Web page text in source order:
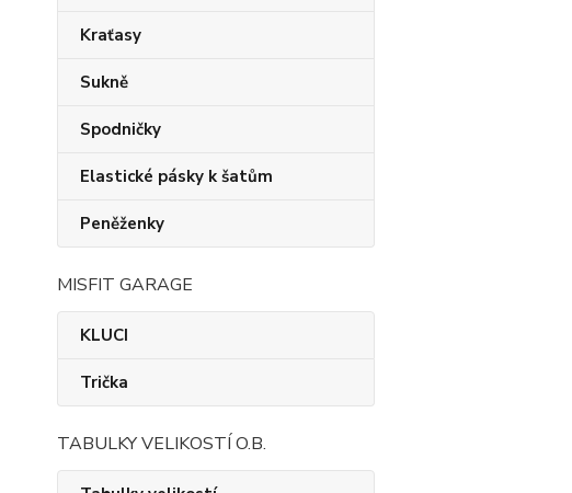
Kraťasy
Sukně
Spodničky
Elastické pásky k šatům
Peněženky
MISFIT GARAGE
KLUCI
Trička
TABULKY VELIKOSTÍ O.B.